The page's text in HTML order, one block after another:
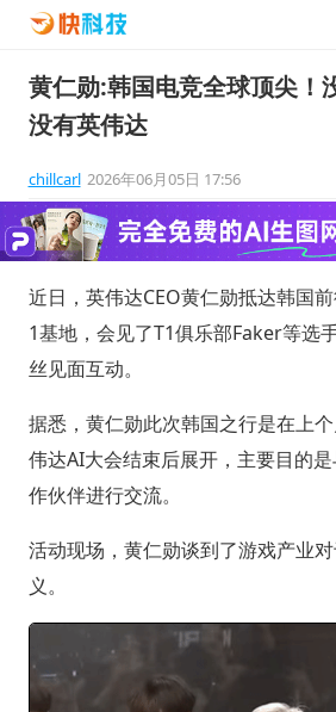
黄仁勋:韩国电竞全球顶尖！
没有英伟达
chillcarl 2026年06月05日 17:56
近日，英伟达CEO黄仁勋抵达韩国
1基地，会见了T1俱乐部Faker等选
丝见面互动。
据悉，黄仁勋此次韩国之行是在上
伟达AI大会结束后展开，主要目的
作伙伴进行交流。
活动现场，黄仁勋谈到了游戏产业
义。